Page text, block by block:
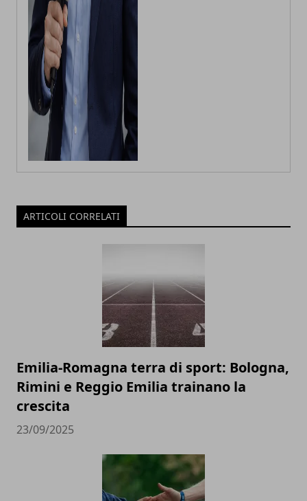
ARTICOLI CORRELATI
Emilia-Romagna terra di sport: Bologna,
Rimini e Reggio Emilia trainano la
crescita
23/09/2025